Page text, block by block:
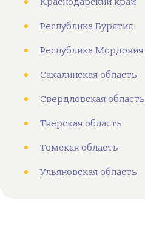
Республика Бурятия
Республика Мордовия
Сахалинская область
Свердловская область
Тверская область
Томская область
Ульяновская область